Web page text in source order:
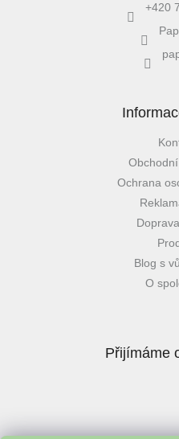
+420
Ochrana
Blog s
O
Přijímáme